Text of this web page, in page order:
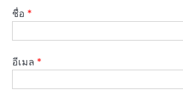
ชื่อ *
อีเมล *